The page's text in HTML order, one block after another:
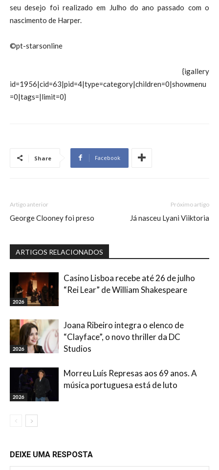
seu desejo foi realizado em Julho do ano passado com o
nascimento de Harper.
©pt-starsonline
{igallery
id=1956|cid=63|pid=4|type=category|children=0|showmenu
=0|tags=|limit=0}
Share Facebook
Artigo anterior
George Clooney foi preso
Próximo artigo
Já nasceu Lyani Viiktoria
ARTIGOS RELACIONADOS
2026
Casino Lisboa recebe até 26 de julho
“Rei Lear” de William Shakespeare
2026
Joana Ribeiro integra o elenco de
“Clayface”, o novo thriller da DC
Studios
2026
Morreu Luís Represas aos 69 anos. A
música portuguesa está de luto
DEIXE UMA RESPOSTA